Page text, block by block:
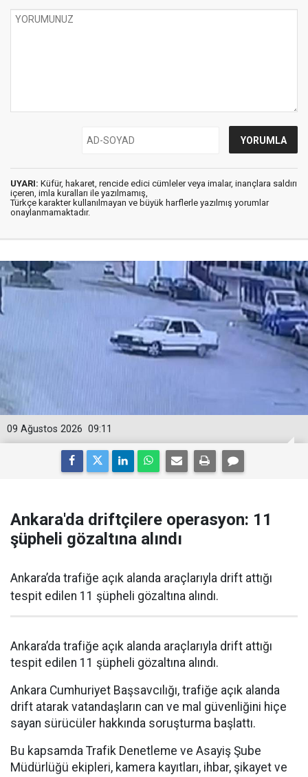
UYARI: Küfür, hakaret, rencide edici cümleler veya imalar, inançlara saldırı
içeren, imla kuralları ile yazılmamış,
Türkçe karakter kullanılmayan ve büyük harflerle yazılmış yorumlar
onaylanmamaktadır.
09:11
09 Ağustos 2026
Ankara'da driftçilere operasyon: 11
şüpheli gözaltına alındı
Ankara’da trafiğe açık alanda araçlarıyla drift attığı
tespit edilen 11 şüpheli gözaltına alındı.
Ankara’da trafiğe açık alanda araçlarıyla drift attığı
tespit edilen 11 şüpheli gözaltına alındı.
Ankara Cumhuriyet Başsavcılığı, trafiğe açık alanda
drift atarak vatandaşların can ve mal güvenliğini hiçe
sayan sürücüler hakkında soruşturma başlattı.
Bu kapsamda Trafik Denetleme ve Asayiş Şube
Müdürlüğü ekipleri, kamera kayıtları, ihbar, şikayet ve